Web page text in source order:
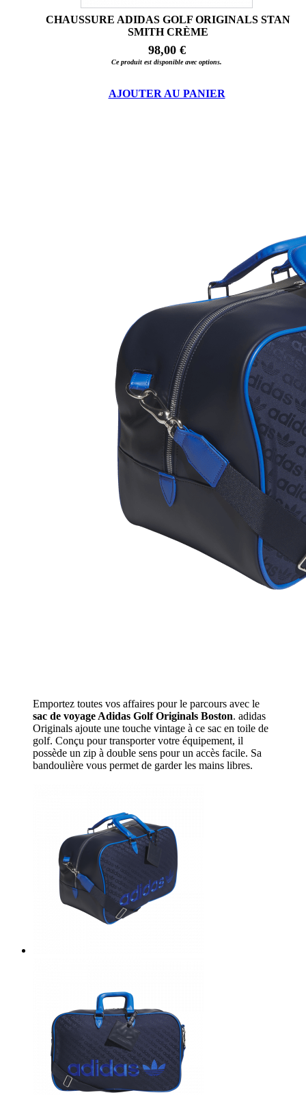
CHAUSSURE ADIDAS GOLF ORIGINALS STAN
SMITH CRÈME
98,00 €
Ce produit est disponible avec options.
AJOUTER AU PANIER
Emportez toutes vos affaires pour le parcours avec le
sac de voyage Adidas Golf Originals Boston. adidas
Originals ajoute une touche vintage à ce sac en toile de
golf. Conçu pour transporter votre équipement, il
possède un zip à double sens pour un accès facile. Sa
bandoulière vous permet de garder les mains libres.